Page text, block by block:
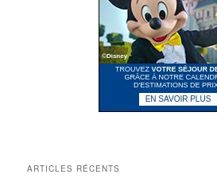
ARTICLES RÉCENTS